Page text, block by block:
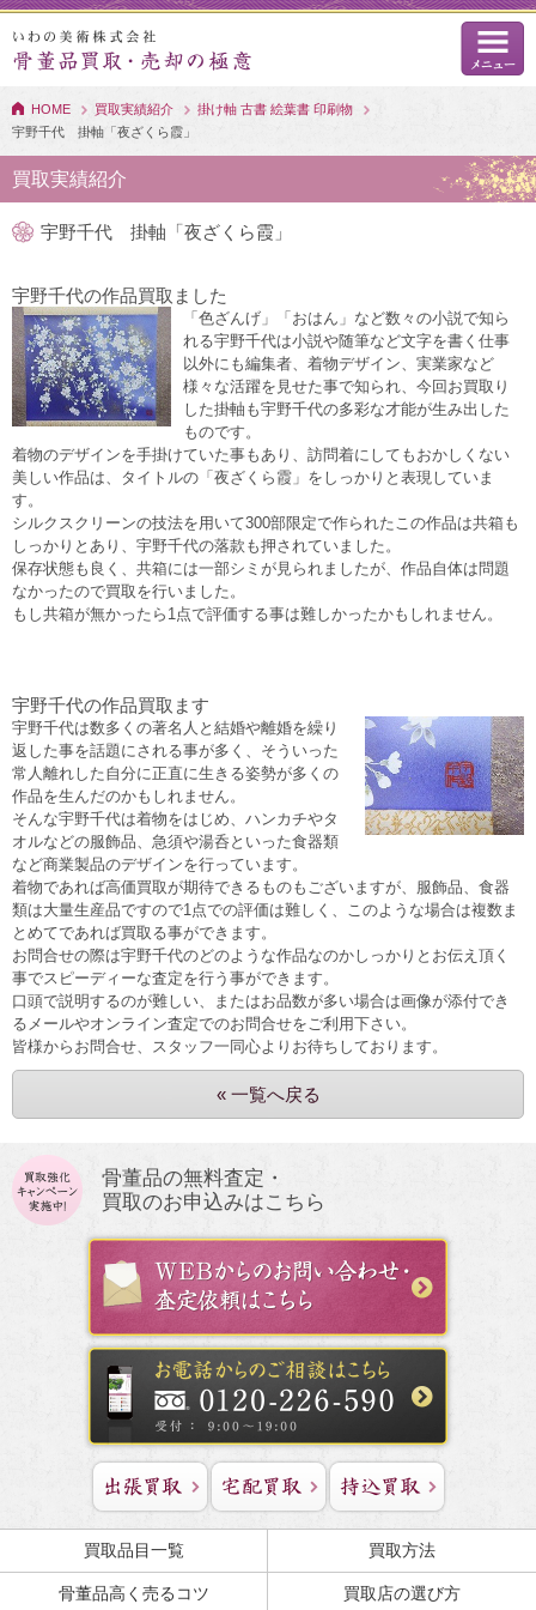
HOME 買取実績紹介
掛け軸 古書 絵葉書 印刷物
宇野千代 掛軸「夜ざくら霞」
買取実績紹介
宇野千代 掛軸「夜ざくら霞」
宇野千代の作品買取ました
「色ざんげ」「おはん」など数々の小説で知ら
れる宇野千代は小説や随筆など文字を書く仕事
以外にも編集者、着物デザイン、実業家など
様々な活躍を見せた事で知られ、今回お買取り
した掛軸も宇野千代の多彩な才能が生み出した
ものです。
着物のデザインを手掛けていた事もあり、訪問着にしてもおかしくない
美しい作品は、タイトルの「夜ざくら霞」をしっかりと表現していま
す。
シルクスクリーンの技法を用いて300部限定で作られたこの作品は共箱も
しっかりとあり、宇野千代の落款も押されていました。
保存状態も良く、共箱には一部シミが見られましたが、作品自体は問題
なかったので買取を行いました。
もし共箱が無かったら1点で評価する事は難しかったかもしれません。
宇野千代の作品買取ます
宇野千代は数多くの著名人と結婚や離婚を繰り
返した事を話題にされる事が多く、そういった
常人離れした自分に正直に生きる姿勢が多くの
作品を生んだのかもしれません。
そんな宇野千代は着物をはじめ、ハンカチやタ
オルなどの服飾品、急須や湯呑といった食器類
など商業製品のデザインを行っています。
着物であれば高価買取が期待できるものもございますが、服飾品、食器
類は大量生産品ですので1点での評価は難しく、このような場合は複数ま
とめてであれば買取る事ができます。
お問合せの際は宇野千代のどのような作品なのかしっかりとお伝え頂く
事でスピーディーな査定を行う事ができます。
口頭で説明するのが難しい、またはお品数が多い場合は画像が添付でき
るメールやオンライン査定でのお問合せをご利用下さい。
皆様からお問合せ、スタッフ一同心よりお待ちしております。
« 一覧へ戻る
骨董品の無料査定・
買取のお申込みはこちら
買取品目一覧 買取方法
骨董品高く売るコツ 買取店の選び方